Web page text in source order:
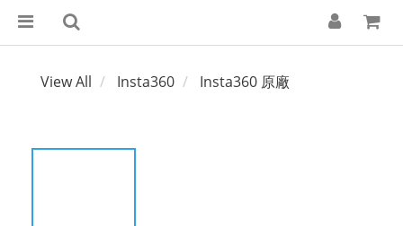
View All Insta360 Insta360 原廠